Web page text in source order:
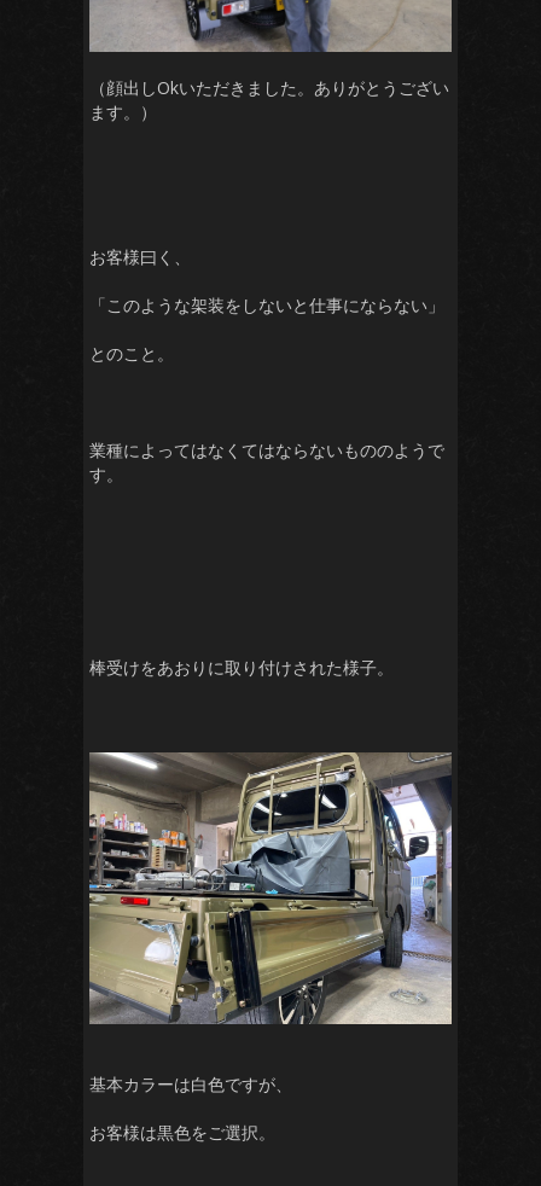
（顔出しOkいただきました。ありがとうござい
ます。）
お客様曰く、
「このような架装をしないと仕事にならない」
とのこと。
業種によってはなくてはならないもののようで
す。
棒受けをあおりに取り付けされた様子。
基本カラーは白色ですが、
お客様は黒色をご選択。